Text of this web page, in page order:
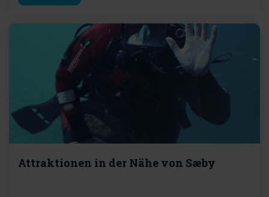
Attraktionen in der Nähe von Sæby